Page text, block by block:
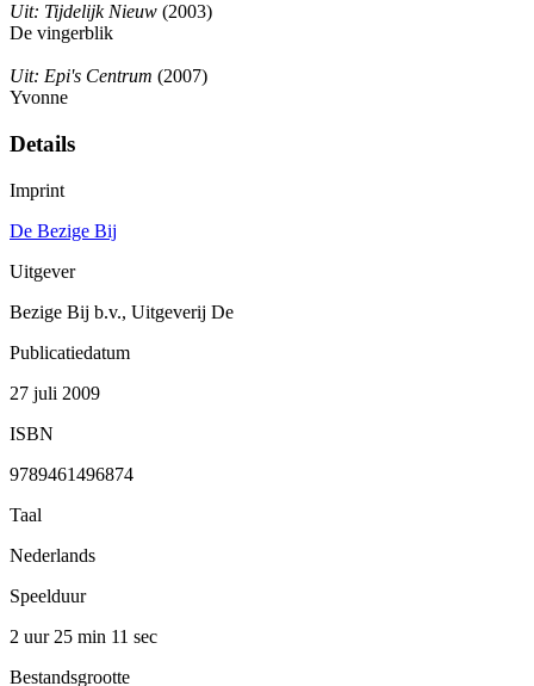
Uit: Tijdelijk Nieuw (2003)
De vingerblik
Uit: Epi's Centrum (2007)
Yvonne
Details
Imprint
De Bezige Bij
Uitgever
Bezige Bij b.v., Uitgeverij De
Publicatiedatum
27 juli 2009
ISBN
9789461496874
Taal
Nederlands
Speelduur
2 uur 25 min 11 sec
Bestandsgrootte